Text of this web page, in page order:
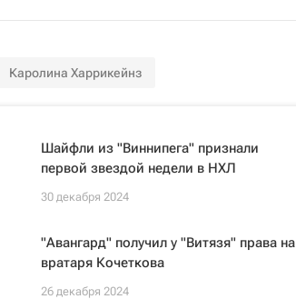
Каролина Харрикейнз
Шайфли из "Виннипега" признали
первой звездой недели в НХЛ
30 декабря 2024
"Авангард" получил у "Витязя" права на
вратаря Кочеткова
26 декабря 2024